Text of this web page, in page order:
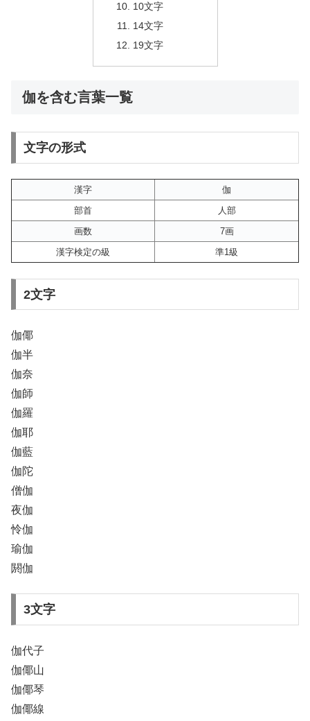
10文字
14文字
19文字
伽を含む言葉一覧
文字の形式
漢字
伽
部首
人部
画数
7画
漢字検定の級
準1級
2文字
伽倻
伽半
伽奈
伽師
伽羅
伽耶
伽藍
伽陀
僧伽
夜伽
怜伽
瑜伽
閼伽
3文字
伽代子
伽倻山
伽倻琴
伽倻線